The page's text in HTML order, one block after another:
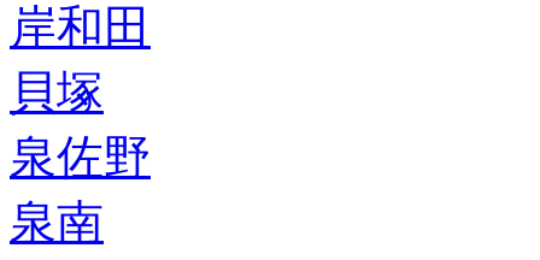
岸和田
貝塚
泉佐野
泉南